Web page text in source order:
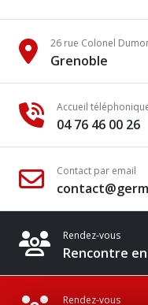
26 rue Colonel
Grenoble
Accueil
04 76 46 00 26
Contact par email
Rendez-vous
Rencontre
Rendez-vous